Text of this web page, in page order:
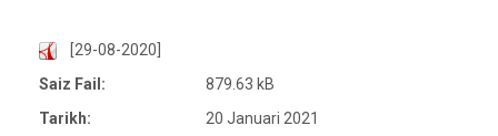
[29-08-2020]
Saiz Fail:
879.63 kB
Tarikh:
20 Januari 2021